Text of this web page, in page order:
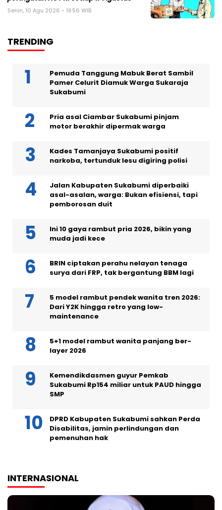
Senin, 10 Agu 2026 - 19:56 WIB
TRENDING
Pemuda Tanggung Mabuk Berat Sambil
Pamer Celurit Diamuk Warga Sukaraja
Sukabumi
Pria asal Ciambar Sukabumi pinjam
motor berakhir dipermak warga
Kades Tamanjaya Sukabumi positif
narkoba, tertunduk lesu digiring polisi
Jalan Kabupaten Sukabumi diperbaiki
asal-asalan, warga: Bukan efisiensi, tapi
pemborosan duit
Ini 10 gaya rambut pria 2026, bikin yang
muda jadi kece
BRIN ciptakan perahu nelayan tenaga
surya dari FRP, tak bergantung BBM lagi
5 model rambut pendek wanita tren 2026:
Dari Y2K hingga retro yang low-
maintenance
5+1 model rambut wanita panjang ber-
layer 2026
Kemendikdasmen guyur Pemkab
Sukabumi Rp154 miliar untuk PAUD hingga
SMP
DPRD Kabupaten Sukabumi sahkan Perda
Disabilitas, jamin perlindungan dan
pemenuhan hak
INTERNASIONAL